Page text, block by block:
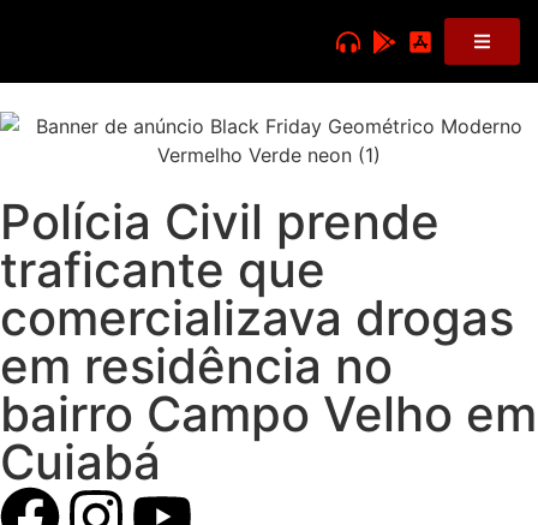
Polícia Civil prende
traficante que
comercializava drogas
em residência no
bairro Campo Velho em
Cuiabá